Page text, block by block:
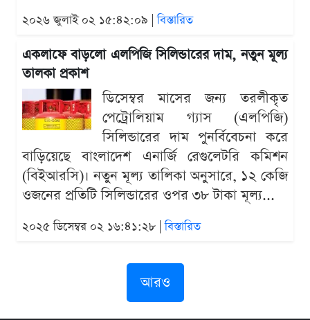
২০২৬ জুলাই ০২ ১৫:৪২:০৯ |বিস্তারিত
একলাফে বাড়লো এলপিজি সিলিন্ডারের দাম, নতুন মূল্য
তালকা প্রকাশ
ডিসেম্বর মাসের জন্য তরলীকৃত
পেট্রোলিয়াম গ্যাস (এলপিজি)
সিলিন্ডারের দাম পুনর্বিবেচনা করে
বাড়িয়েছে বাংলাদেশ এনার্জি রেগুলেটরি কমিশন
(বিইআরসি)। নতুন মূল্য তালিকা অনুসারে, ১২ কেজি
ওজনের প্রতিটি সিলিন্ডারের ওপর ৩৮ টাকা মূল্য...
২০২৫ ডিসেম্বর ০২ ১৬:৪১:২৮ |বিস্তারিত
আরও